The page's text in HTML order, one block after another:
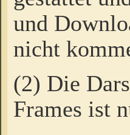
und
nicht
(2) Die
Frames ist